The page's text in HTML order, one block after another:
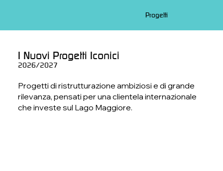
Progetti
I Nuovi Progetti Iconici
2026/2027
Progetti di ristrutturazione ambiziosi e di grande
rilevanza, pensati per una clientela internazionale
che investe sul Lago Maggiore.